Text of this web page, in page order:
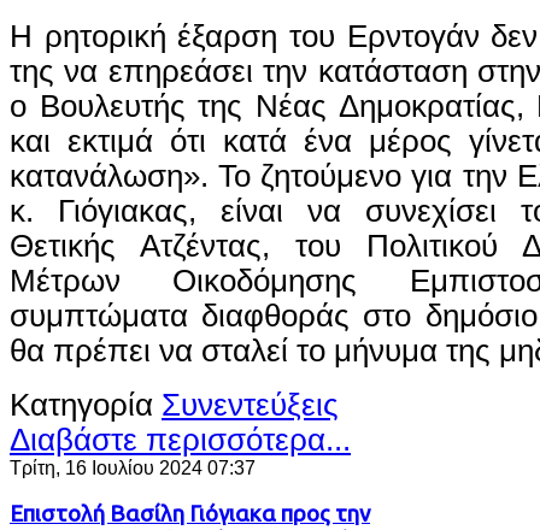
Η ρητορική έξαρση του Ερντογάν
της να επηρεάσει την κατάσταση
ο Βουλευτής της Νέας Δημοκρατίας,
και εκτιμά ότι κατά ένα μέρος
κατανάλωση». Το ζητούμενο για την
κ. Γιόγιακας, είναι να συνεχίσει
Θετικής Ατζέντας, του Πολιτικού
Μέτρων Οικοδόμησης
συμπτώματα διαφθοράς στο
θα πρέπει να σταλεί το μήνυμα της
Κατηγορία Συνεντεύξεις
Διαβάστε περισσότερα...
Τρίτη, 16 Ιουλίου 2024 07:37
Επιστολή Βασίλη Γιόγιακα προς την